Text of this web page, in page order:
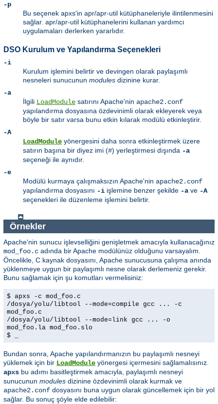
-p
Bu seçenek apxs'in apr/apr-util kütüphaneleriyle ilintilenmesini
sağlar. apr/apr-util kütüphanelerini kullanan yardımcı
uygulamaları derlerken yararlıdır.
DSO Kurulum ve Yapılandırma Seçenekleri
-i
Kurulum işlemini belirtir ve devingen olarak paylaşımlı
nesneleri sunucunun modules dizinine kurar.
-a
İlgili LoadModule satırını Apache'nin apache2.conf
yapılandırma dosyasına özdevinimli olarak ekleyerek veya
böyle bir satır varsa bunu etkin kılarak modülü etkinleştirir.
-A
LoadModule yönergesini daha sonra etkinleştirmek üzere
satırın başına bir diyez imi (#) yerleştirmesi dışında -a
seçeneği ile aynıdır.
-e
Modülü kurmaya çalışmaksızın Apache'nin apache2.conf
yapılandırma dosyasını -i işlemine benzer şekilde -a ve -A
seçenekleri ile düzenleme işlemini belirtir.
Örnekler
Apache'nin sunucu işlevselliğini genişletmek amacıyla kullanacağınız
mod_foo.c adında bir Apache modülünüz olduğunu varsayalım.
Öncelikle, C kaynak dosyasını, Apache sunucusuna çalışma anında
yüklenmeye uygun bir paylaşımlı nesne olarak derlemeniz gerekir.
Bunu sağlamak için şu komutları vermelisiniz:
$ apxs -c mod_foo.c
/dosya/yolu/libtool --mode=compile gcc ... -c
mod_foo.c
/dosya/yolu/libtool --mode=link gcc ... -o
mod_foo.la mod_foo.slo
$ _
Bundan sonra, Apache yapılandırmanızın bu paylaşımlı nesneyi
yüklemek için bir LoadModule yönergesi içermesini sağlamalısınız.
apxs bu adımı basitleştirmek amacıyla, paylaşımlı nesneyi
sunucunun modules dizinine özdevinimli olarak kurmak ve
apache2.conf dosyasını buna uygun olarak güncellemek için bir yol
sağlar. Bu sonuç şöyle elde edilebilir: